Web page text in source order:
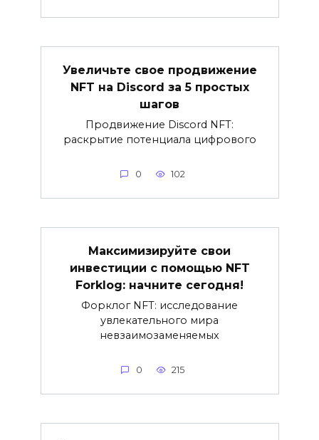
Увеличьте свое продвижение
NFT на Discord за 5 простых
шагов
Продвижение Discord NFT:
раскрытие потенциала цифрового
0 102
Максимизируйте свои
инвестиции с помощью NFT
Forklog: начните сегодня!
Форклог NFT: исследование
увлекательного мира
невзаимозаменяемых
0 215